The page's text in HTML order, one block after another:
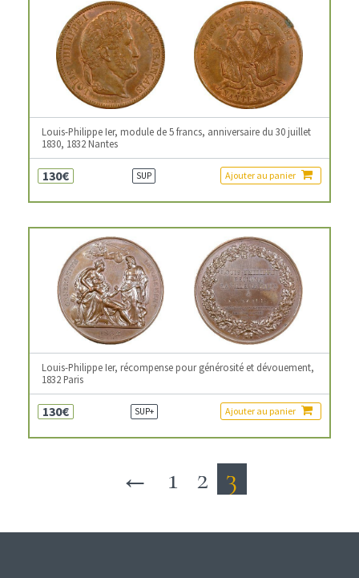
Louis-Philippe Ier, module de 5 francs, anniversaire du 30 juillet
1830, 1832 Nantes
130€ SUP Ajouter au panier
Louis-Philippe Ier, récompense pour générosité et dévouement,
1832 Paris
130€ SUP+ Ajouter au panier
← 1 2 3